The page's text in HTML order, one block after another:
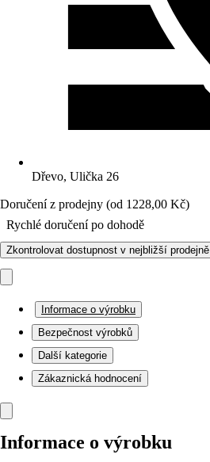
Dřevo, Ulička 26
Doručení z prodejny (od 1228,00 Kč)
Rychlé doručení po dohodě
Zkontrolovat dostupnost v nejbližší prodejně
Informace o výrobku
Bezpečnost výrobků
Další kategorie
Zákaznická hodnocení
Informace o výrobku